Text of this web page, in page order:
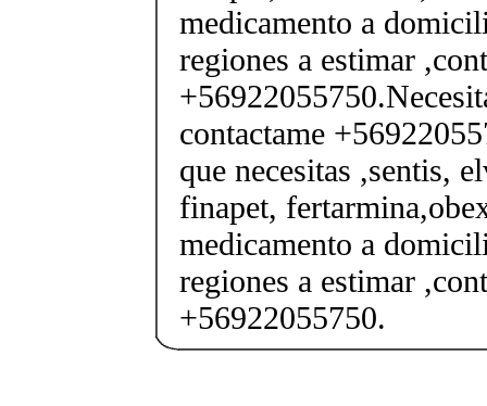
medicamento a
regiones a estimar
contactame
que necesitas ,sentis,
finapet,
medicamento a
regiones a estimar
+56922055750.